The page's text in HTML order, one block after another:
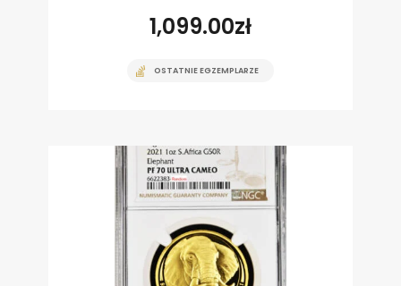
1,099.00zł
OSTATNIE EGZEMPLARZE